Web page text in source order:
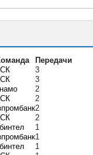
Передачи
3
3
2
2
2
2
1
1
1